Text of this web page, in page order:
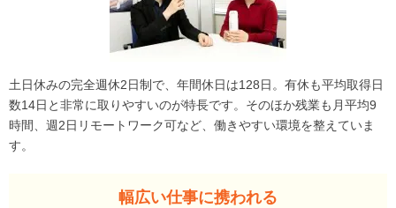
土日休みの完全週休2日制で、年間休日は128日。有休も平均取得日
数14日と非常に取りやすいのが特長です。そのほか残業も月平均9
時間、週2日リモートワーク可など、働きやすい環境を整えていま
す。
幅広い仕事に携われる